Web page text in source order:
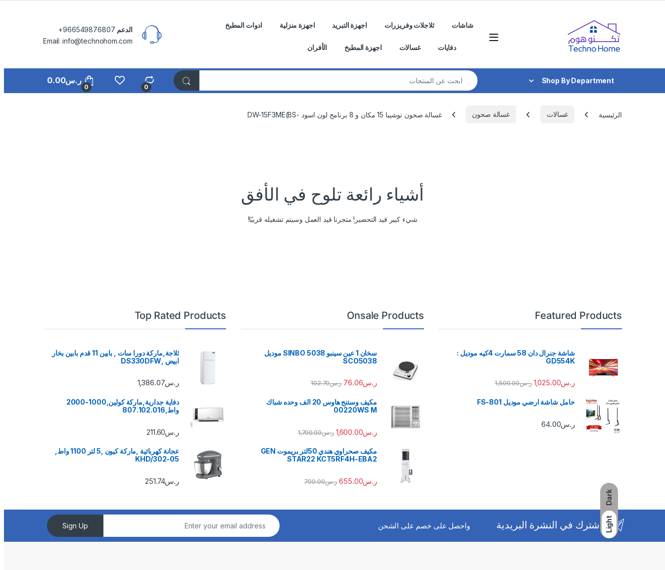
Dark
Light
شاشات ثلاجلات وفريزرات اجهزة التبريد اجهزة منزلية ادوات المطبخ
دفايات غسالات اجهزة المطبخ الأفران
الدعم
Email: info@technohom.com
Shop By Department
Search for:
0
0
ر.س0.00
الرئيسية غسالات غسالة صحون غسالة صحون توشيبا 15 مكان و 8 برنامج لون اسود -DW-15F3ME(BS
أشياء رائعة تلوح في الأفق
شيء كبير قيد التحضير! متجرنا قيد العمل وسيتم تشغيله قريبًا!
Featured Products
شاشة جنرال دان 58 سمارت 4كيه موديل :
GD554K
ر.س1,025.00 ر.س1,500.00
حامل شاشة ارضي موديل FS-801
ر.س64.00
Onsale Products
سخان 1 عين سينبو 5038 SINBO موديل
SCO5038
ر.س76.06 ر.س102.70
مكيف وستنج هاوس 20 الف وحده شباك
00220WS M
ر.س1,600.00 ر.س1,700.00
مكيف صحراوي هندي 50لتر بريموت GEN
STAR22 KCT5RF4H-EBA2
ر.س655.00 ر.س700.00
Top Rated Products
ثلاجة,ماركة دورا سات , بابين 11 قدم بابين بخار
ابيض ,DS330DFW
ر.س1,386.07
دفاية جدارية,ماركة كولين,1000-2000
واط,807.102.016
ر.س211.60
عجانة كهربائية ,ماركة كيون ,5 لتر 1100 واط,
KHD/302-05
ر.س251.74
اشترك في النشرة البريدية واحصل على خصم على الشحن Sign Up